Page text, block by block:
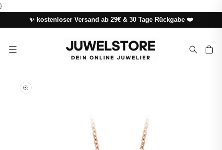
}
INHALT✨ kostenloser Versand ab 29€ & 30 Tage Rückgabe ❤️